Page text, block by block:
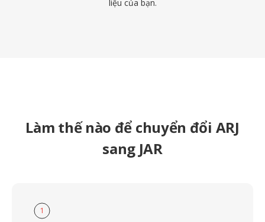
liệu của bạn.
Làm thế nào để chuyển đổi ARJ
sang JAR
1